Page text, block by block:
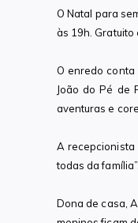
O Natal para
às 19h. Gratuito
O enredo conta
João do Pé de
aventuras e
A recepcionista
todas da
Dona de casa,